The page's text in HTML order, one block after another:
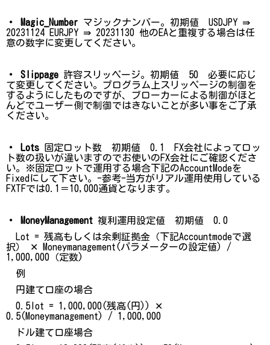
・ Magic_Number マジックナンバー。初期値 USDJPY ⇛
20231124 EURJPY ⇛ 20231130 他のEAと重複する場合は任
意の数字に変更してください。
・ Slippage 許容スリッページ。初期値 50 必要に応じ
て変更してください。プログラム上スリッページの制御を
するようにしたものですが、ブローカーによる制御がほと
んどでユーザー側で制御ではきないことが多い事をご了承
ください。
・ Lots 固定ロット数 初期値 0.1 FX会社によってロッ
ト数の扱いが違いますのでお使いのFX会社にご確認くださ
い。※固定ロットで運用する場合下記のAccountModeを
Fixedにして下さい。-参考-当方がリアル運用使用している
FXTFでは0.1＝10,000通貨となります。
・ MoneyManagement 複利運用設定値 初期値 0.0
Lot = 残高もしくは余剰証拠金（下記Accountmodeで選
択） ✕ Moneymanagement(パラメーターの設定値) /
1,000,000（定数)
例
円建て口座の場合
0.5lot = 1,000,000(残高(円)) ✕
0.5(Moneymanagement) / 1,000,000
ドル建て口座場合